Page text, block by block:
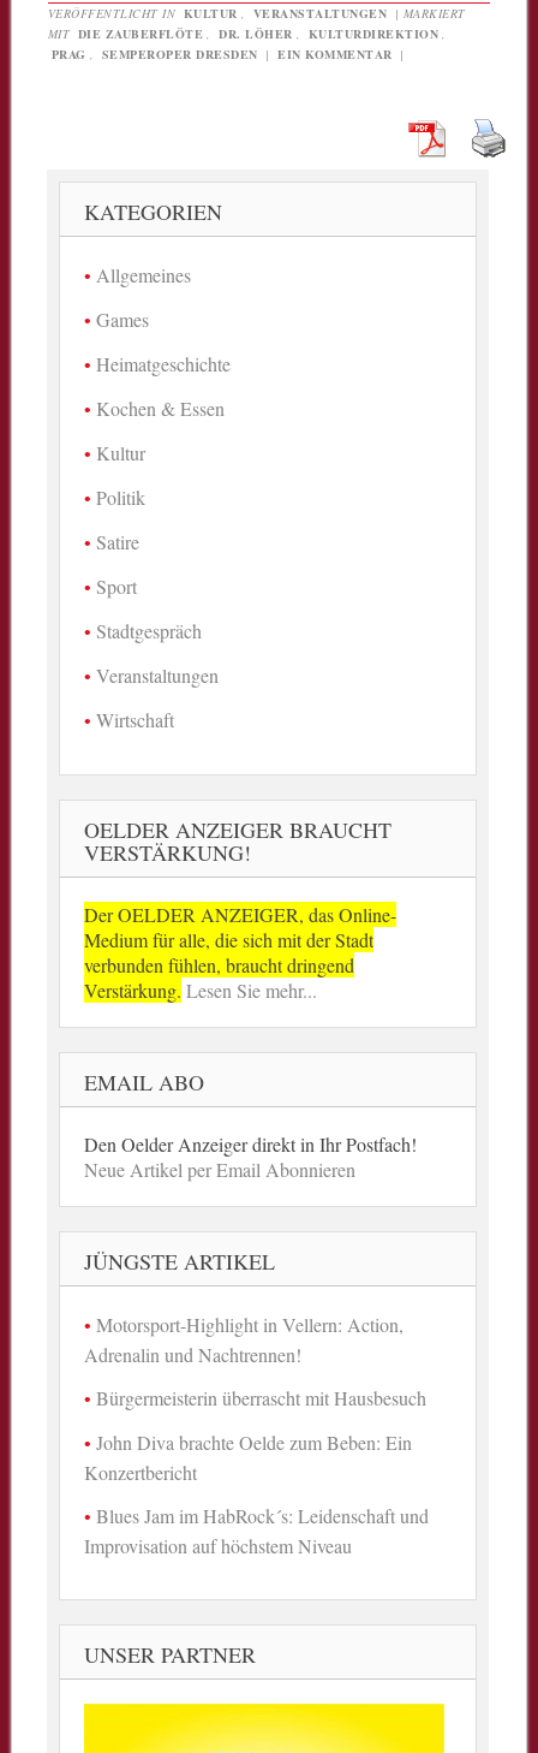
VERÖFFENTLICHT IN KULTUR VERANSTALTUNGEN | MARKIERT
MIT DIE ZAUBERFLÖTE DR. LÖHER KULTURDIREKTION
PRAG
SEMPEROPER DRESDEN | EIN KOMMENTAR |
KATEGORIEN
Allgemeines
Games
Heimatgeschichte
Kochen & Essen
Kultur
Politik
Satire
Sport
Stadtgespräch
Veranstaltungen
Wirtschaft
OELDER ANZEIGER BRAUCHT
VERSTÄRKUNG!
Der OELDER ANZEIGER, das Online-
Medium für alle, die sich mit der Stadt
verbunden fühlen, braucht dringend
Verstärkung. Lesen Sie mehr...
EMAIL ABO
Den Oelder Anzeiger direkt in Ihr Postfach!
Neue Artikel per Email Abonnieren
JÜNGSTE ARTIKEL
Motorsport-Highlight in Vellern: Action,
Adrenalin und Nachtrennen!
Bürgermeisterin überrascht mit Hausbesuch
John Diva brachte Oelde zum Beben: Ein
Konzertbericht
Blues Jam im HabRock´s: Leidenschaft und
Improvisation auf höchstem Niveau
UNSER PARTNER